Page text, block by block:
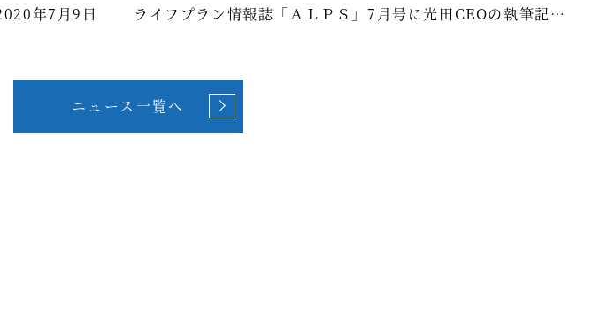
年7月9日
ライフプラン情報誌「ＡＬＰＳ」7月号に光田CEOの執筆記事
ニュース一覧へ